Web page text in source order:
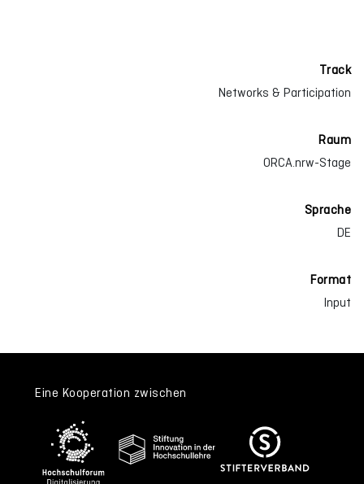
Track
Networks & Participation
Raum
ORCA.nrw-Stage
Sprache
DE
Format
Input
Eine Kooperation zwischen